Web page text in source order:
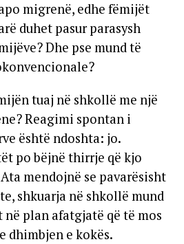
migrenë, edhe fëmijët
duhet pasur parasysh
Dhe pse mund të
tuaj në shkollë me një
Reagimi spontan i
është ndoshta: jo.
po bëjnë thirrje që kjo
mendojnë se pavarësisht
shkuarja në shkollë mund
plan afatgjatë që të mos
dhimbjen e kokës.